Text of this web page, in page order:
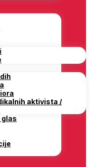
aktivista /
glas